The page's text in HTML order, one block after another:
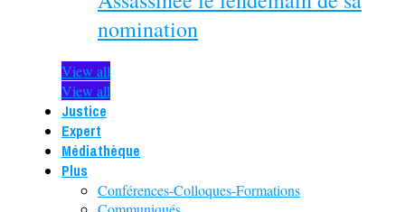
nomination
View all
View all
Justice
Expert
Médiathèque
Plus
Conférences-Colloques-Formations